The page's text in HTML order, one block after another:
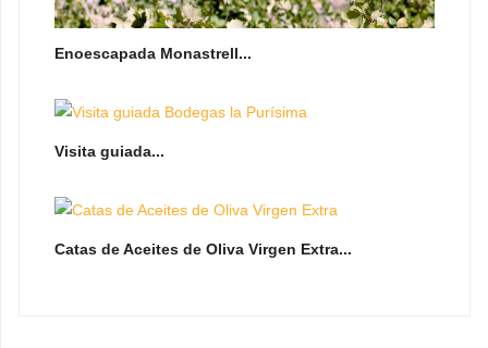
Enoescapada Monastrell...
Visita guiada...
Catas de Aceites de Oliva Virgen Extra...